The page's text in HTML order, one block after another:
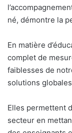
né, démontre la
En matière
complet de
faiblesses de
solutions
Elles permettent
secteur en